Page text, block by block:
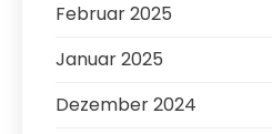
Februar 2025
Januar 2025
Dezember 2024